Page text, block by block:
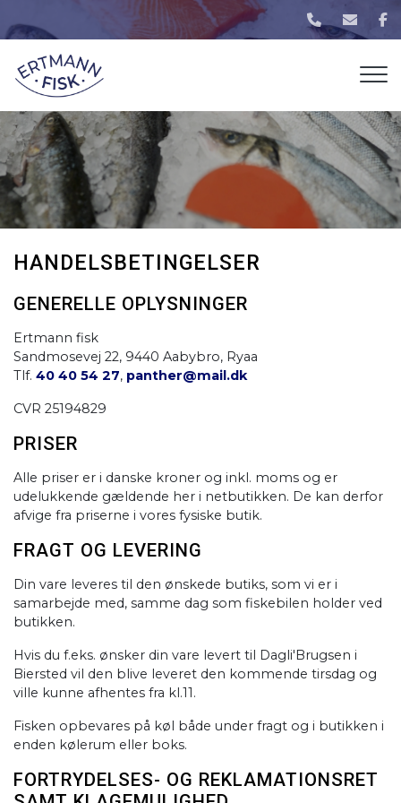
til
hovedindhold
HANDELSBETINGELSER
GENERELLE OPLYSNINGER
Ertmann fisk
Sandmosevej 22, 9440 Aabybro, Ryaa
Tlf. 40 40 54 27, panther@mail.dk
CVR 25194829
PRISER
Alle priser er i danske kroner og inkl. moms og er
udelukkende gældende her i netbutikken. De kan derfor
afvige fra priserne i vores fysiske butik.
FRAGT OG LEVERING
Din vare leveres til den ønskede butiks, som vi er i
samarbejde med, samme dag som fiskebilen holder ved
butikken.
Hvis du f.eks. ønsker din vare levert til Dagli'Brugsen i
Biersted vil den blive leveret den kommende tirsdag og
ville kunne afhentes fra kl.11.​ ​
Fisken opbevares på køl både under fragt og i butikken i
enden kølerum eller boks.
FORTRYDELSES- OG REKLAMATIONSRET